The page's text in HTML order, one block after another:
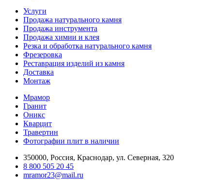
Услуги
Продажа натурального камня
Продажа инструмента
Продажа химии и клея
Резка и обработка натурального камня
Фрезеровка
Реставрация изделий из камня
Доставка
Монтаж
Мрамор
Гранит
Оникс
Кварцит
Травертин
Фотографии плит в наличии
350000, Россия, Краснодар, ул. Северная, 320
8 800 505 20 45
mramor23@mail.ru